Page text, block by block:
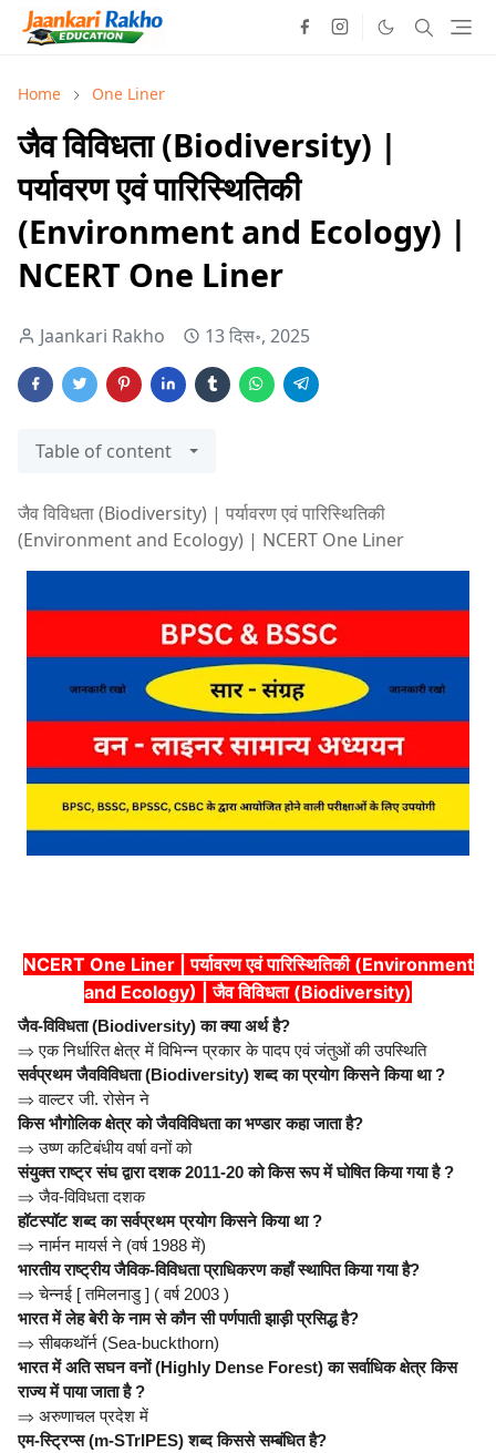
Home One Liner
जैव विविधता (Biodiversity) |
पर्यावरण एवं पारिस्थितिकी
(Environment and Ecology) |
NCERT One Liner
Jaankari Rakho 13 दिस॰, 2025
Table of content
जैव विविधता (Biodiversity) | पर्यावरण एवं पारिस्थितिकी
(Environment and Ecology) | NCERT One Liner
NCERT One Liner | पर्यावरण एवं पारिस्थितिकी (Environment
and Ecology) | जैव विविधता (Biodiversity)
जैव-विविधता (Biodiversity) का क्या अर्थ है?
⇒ एक निर्धारित क्षेत्र में विभिन्न प्रकार के पादप एवं जंतुओं की उपस्थिति
सर्वप्रथम जैवविविधता (Biodiversity) शब्द का प्रयोग किसने किया था ?
⇒ वाल्टर जी. रोसेन ने
किस भौगोलिक क्षेत्र को जैवविविधता का भण्डार कहा जाता है?
⇒उष्ण कटिबंधीय वर्षा वनों को
संयुक्त राष्ट्र संघ द्वारा दशक 2011-20 को किस रूप में घोषित किया गया है ?
⇒ जैव-विविधता दशक
हॉटस्पॉट शब्द का सर्वप्रथम प्रयोग किसने किया था ?
⇒ नार्मन मायर्स ने (वर्ष 1988 में)
भारतीय राष्ट्रीय जैविक-विविधता प्राधिकरण कहाँ स्थापित किया गया है?
⇒चेन्नई [ तमिलनाडु ] ( वर्ष 2003 )
भारत में लेह बेरी के नाम से कौन सी पर्णपाती झाड़ी प्रसिद्ध है?
⇒ सीबकथॉर्न (Sea-buckthorn)
भारत में अति सघन वनों (Highly Dense Forest) का सर्वाधिक क्षेत्र किस
राज्य में पाया जाता है ?
⇒ अरुणाचल प्रदेश में
एम-स्ट्रिप्स (m-STrIPES) शब्द किससे सम्बंधित है?